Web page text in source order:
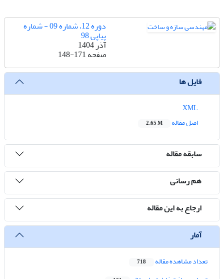
دوره 12، شماره 09 - شماره
پیاپی 98
آذر 1404
صفحه148-171
فایل ها
اصل مقاله
2.65 M
سابقه مقاله
هم رسانی
ارجاع به این مقاله
آمار
تعداد مشاهده مقاله 718